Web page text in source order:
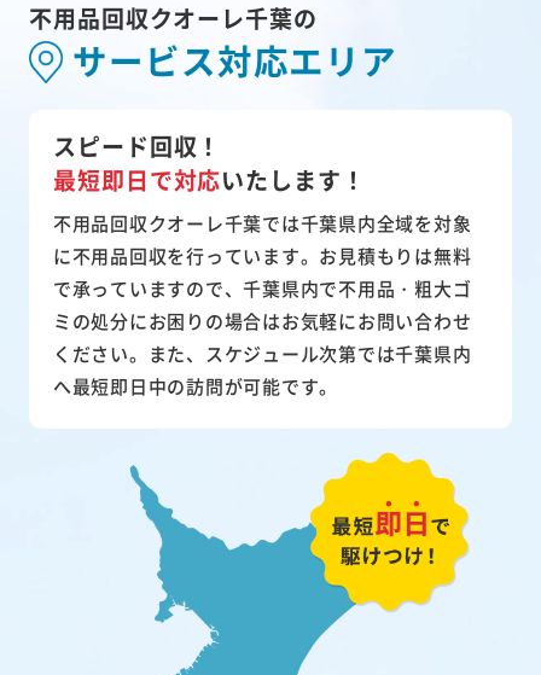
不用品回収クオーレ千葉の
サービス対応エリア
スピード回収！
最短即日で対応いたします！
不用品回収クオーレ千葉では千葉県内全域を対象
に不用品回収を行っています。お見積もりは無料
で承っていますので、千葉県内で不用品・粗大ゴ
ミの処分にお困りの場合はお気軽にお問い合わせ
ください。また、スケジュール次第では千葉県内
へ最短即日中の訪問が可能です。